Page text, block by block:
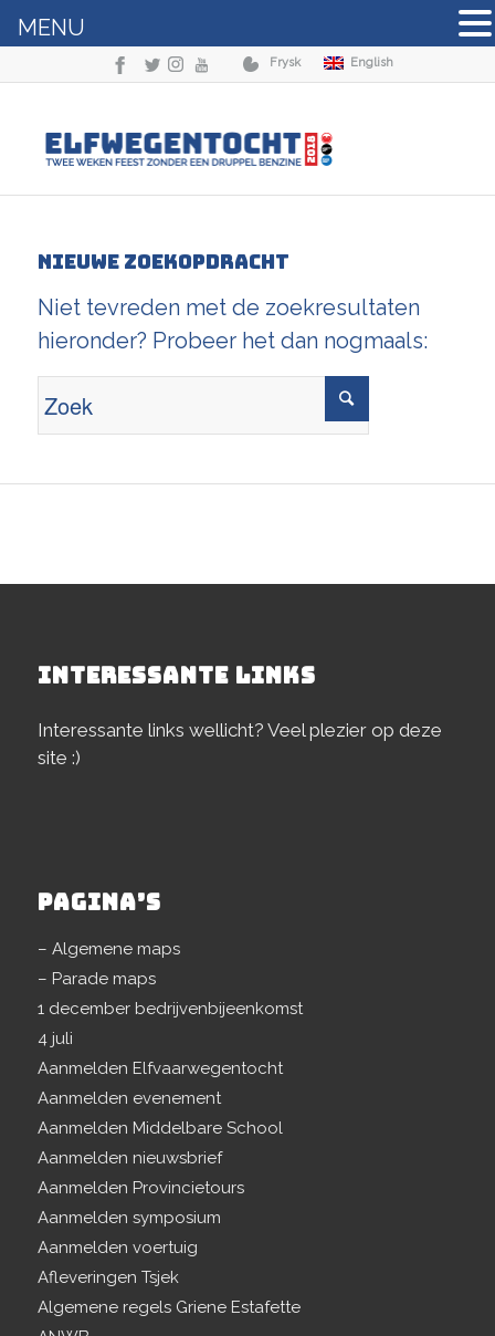
Frysk English
Nieuwe zoekopdracht
Niet tevreden met de zoekresultaten
hieronder? Probeer het dan nogmaals:
INTERESSANTE LINKS
Interessante links wellicht? Veel plezier op deze
site :)
PAGINA’S
– Algemene maps
– Parade maps
1 december bedrijvenbijeenkomst
4 juli
Aanmelden Elfvaarwegentocht
Aanmelden evenement
Aanmelden Middelbare School
Aanmelden nieuwsbrief
Aanmelden Provincietours
Aanmelden symposium
Aanmelden voertuig
Afleveringen Tsjek
Algemene regels Griene Estafette
MENU